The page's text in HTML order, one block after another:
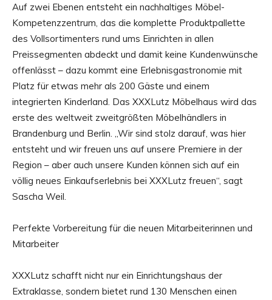
Auf zwei Ebenen entsteht ein nachhaltiges Möbel-
Kompetenzzentrum, das die komplette Produktpallette
des Vollsortimenters rund ums Einrichten in allen
Preissegmenten abdeckt und damit keine Kundenwünsche
offenlässt – dazu kommt eine Erlebnisgastronomie mit
Platz für etwas mehr als 200 Gäste und einem
integrierten Kinderland. Das XXXLutz Möbelhaus wird das
erste des weltweit zweitgrößten Möbelhändlers in
Brandenburg und Berlin. „Wir sind stolz darauf, was hier
entsteht und wir freuen uns auf unsere Premiere in der
Region – aber auch unsere Kunden können sich auf ein
völlig neues Einkaufserlebnis bei XXXLutz freuen“, sagt
Sascha Weil.
Perfekte Vorbereitung für die neuen Mitarbeiterinnen und
Mitarbeiter
XXXLutz schafft nicht nur ein Einrichtungshaus der
Extraklasse, sondern bietet rund 130 Menschen einen